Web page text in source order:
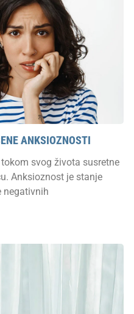
ANKSIOZNOSTI
svog života susretne
Anksioznost je stanje
negativnih